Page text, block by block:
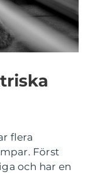
flera
Först
och har en